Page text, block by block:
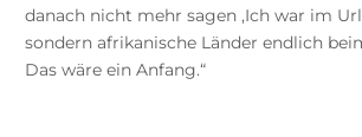
danach nicht mehr sagen ‚Ich war im
sondern afrikanische Länder endlich
Das wäre ein Anfang.“